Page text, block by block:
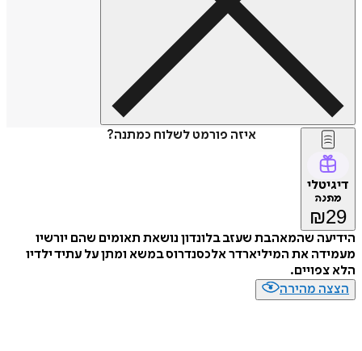
איזה פורמט לשלוח כמתנה?
דיגיטלי
מתנה
₪29
הידיעה שהמאהבת שעזב בלונדון נושאת תאומים שהם יורשיו
מעמידה את המיליארדר אלכסנדרוס במשא ומתן על עתיד ילדיו
הלא צפויים.
הצצה מהירה